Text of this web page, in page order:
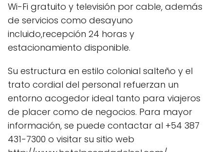
Wi-Fi gratuito y televisión por cable, además
de servicios como desayuno
incluido,recepción 24 horas y
estacionamiento disponible.
Su estructura en estilo colonial salteño y el
trato cordial del personal refuerzan un
entorno acogedor ideal tanto para viajeros
de placer como de negocios. Para mayor
información, se puede contactar al +54 387
431-7300 o visitar su sitio web